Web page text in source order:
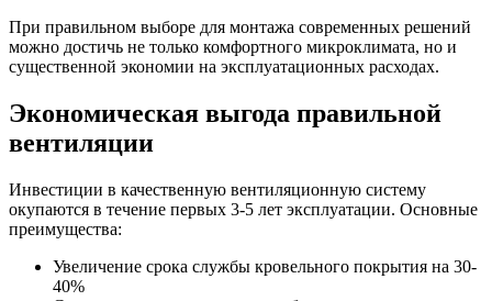
При правильном выборе для монтажа современных решений
можно достичь не только комфортного микроклимата, но и
существенной экономии на эксплуатационных расходах.
Экономическая выгода правильной
вентиляции
Инвестиции в качественную вентиляционную систему
окупаются в течение первых 3-5 лет эксплуатации. Основные
преимущества:
Увеличение срока службы кровельного покрытия на 30-
40%